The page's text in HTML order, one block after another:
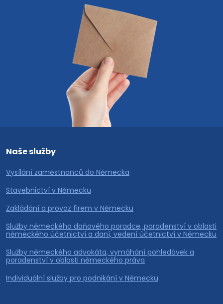
Naše služby
Vysílání zaměstnanců do Německa
Stavebnictví v Německu
Zakládání a provoz firem v Německu
Služby německého daňového poradce, poradenství v oblasti
německého účetnictví a daní, vedení účetnictví v Německu
Služby německého advokáta, vymáhání pohledávek a
poradenství v oblasti německého práva
Individuální služby pro podnikání v Německu